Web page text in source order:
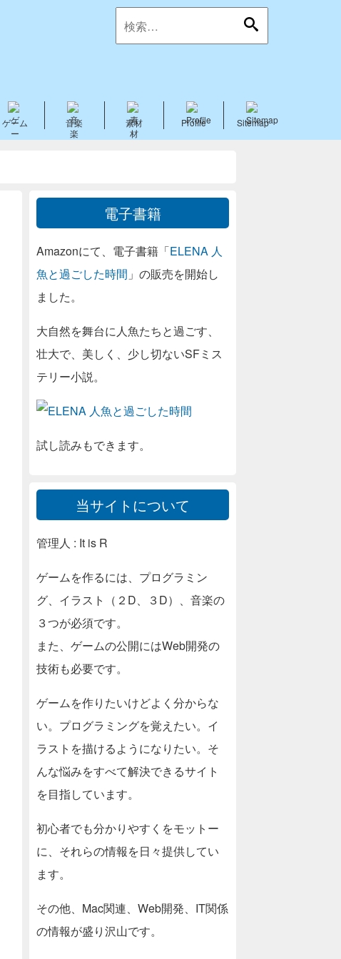
ゲーム 音楽 素材 Profile Sitemap
電子書籍
Amazonにて、電子書籍「ELENA 人
魚と過ごした時間 」の販売を開始し
ました。
大自然を舞台に人魚たちと過ごす、
壮大で、美しく、少し切ないSFミス
テリー小説。
試し読みもできます。
当サイトについて
管理人 : It is R
ゲームを作るには、プログラミン
グ、イラスト（２D、３D）、音楽の
３つが必須です。
また、ゲームの公開にはWeb開発の
技術も必要です。
ゲームを作りたいけどよく分からな
い。プログラミングを覚えたい。イ
ラストを描けるようになりたい。そ
んな悩みをすべて解決できるサイト
を目指しています。
初心者でも分かりやすくをモットー
に、それらの情報を日々提供してい
ます。
その他、Mac関連、Web開発、IT関係
の情報が盛り沢山です。